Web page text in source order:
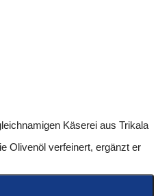
Käserei aus Trikala
Olivenöl verfeinert, ergänzt er